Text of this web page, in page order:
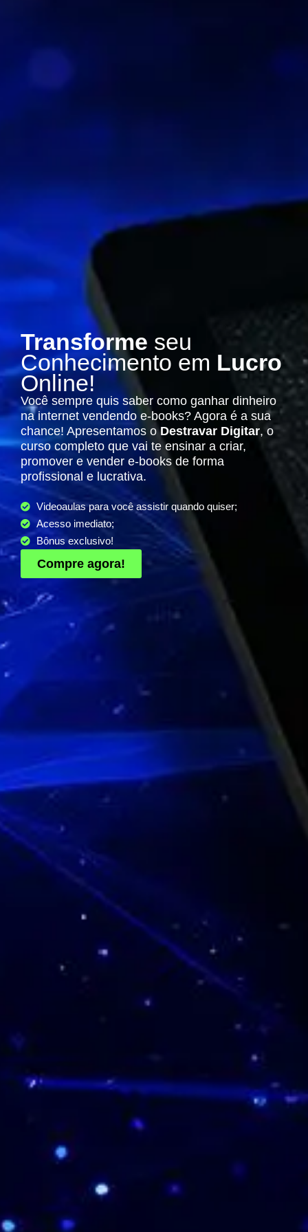
Transforme seu
Conhecimento em Lucro
Online!
Você sempre quis saber como ganhar dinheiro
na internet vendendo e-books? Agora é a sua
chance! Apresentamos oDestravar Digitar, o
curso completo que vai te ensinar a criar,
promover e vender e-books de forma
profissional e lucrativa.
Videoaulas para você assistir quando quiser;
Acesso imediato;
Bônus exclusivo!
Compre agora!